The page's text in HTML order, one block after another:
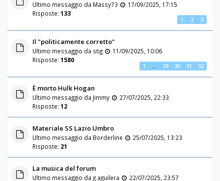
Ultimo messaggio da Massy73
17/09/2025, 17:15
Risposte: 133
1 2 3
Il "politicamente corretto"
Ultimo messaggio da stig
11/09/2025, 10:06
Risposte: 1580
1 … 29 30 31 32
È morto Hulk Hogan
Ultimo messaggio da Jimmy
27/07/2025, 22:33
Risposte: 12
Materiale SS Lazio Umbro
Ultimo messaggio da Borderline
25/07/2025, 13:23
Risposte: 21
La musica del forum
Ultimo messaggio da g aguilera 22/07/2025, 23:57